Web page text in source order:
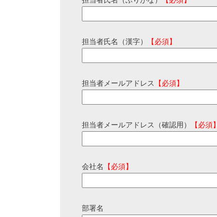
担当者氏名（漢字） 【必須】
担当者メールアドレス 【必須】
担当者メールアドレス（確認用） 【必須
会社名 【必須】
部署名